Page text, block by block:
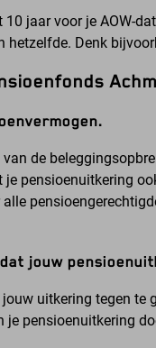
jaar voor je AOW-
hetzelfde. Denk
de
pensioenuitkering
jouw
uitkering tegen te
pensioenuitkering